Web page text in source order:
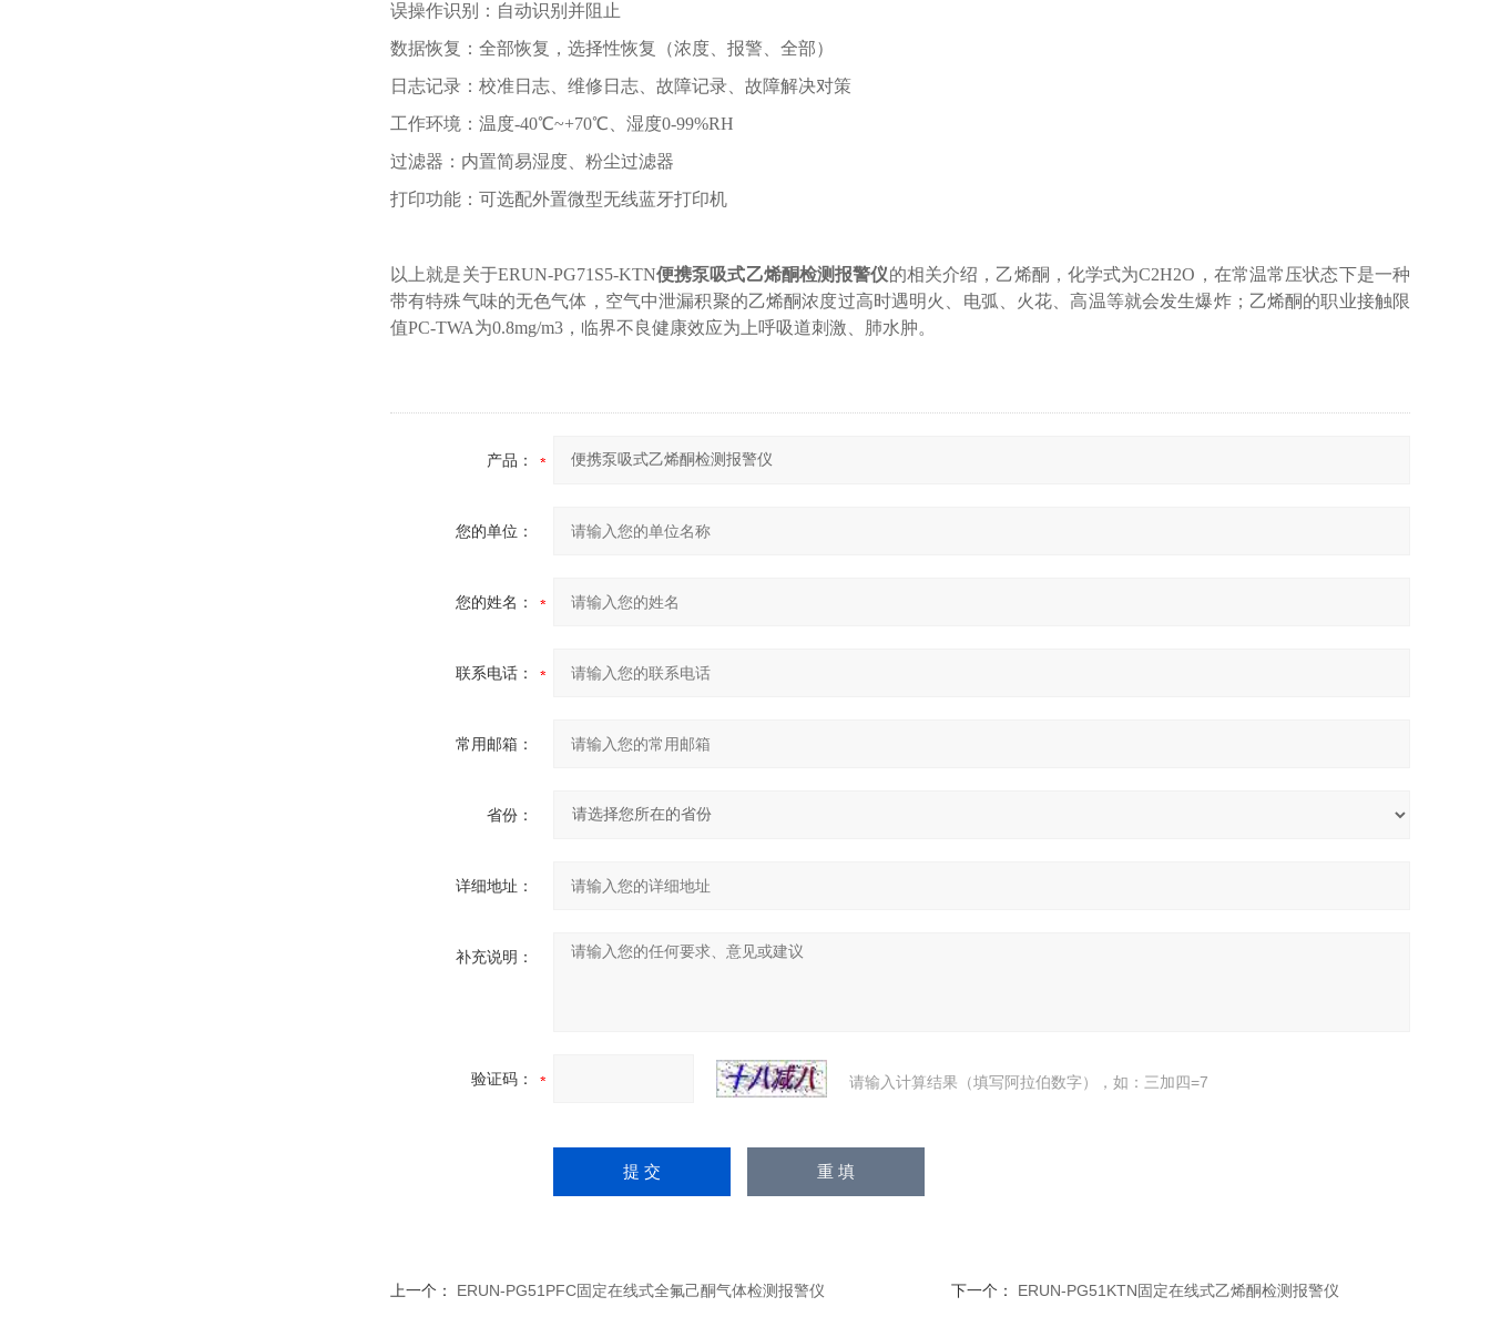
误操作识别：自动识别并阻止
数据恢复：全部恢复，选择性恢复（浓度、报警、全部）
日志记录：校准日志、维修日志、故障记录、故障解决对策
工作环境：温度-40℃~+70℃、湿度0-99%RH
过滤器：内置简易湿度、粉尘过滤器
打印功能：可选配外置微型无线蓝牙打印机
以上就是关于ERUN-PG71S5-KTN便携泵吸式乙烯酮检测报警仪的相关介绍，乙烯酮，化学式为C2H2O，在常温常压状态下是一种
带有特殊气味的无色气体，空气中泄漏积聚的乙烯酮浓度过高时遇明火、电弧、火花、高温等就会发生爆炸；乙烯酮的职业接触限
值PC-TWA为0.8mg/m3，临界不良健康效应为上呼吸道刺激、肺水肿。
产品：
您的单位：
您的姓名：
联系电话：
常用邮箱：
省份：
详细地址：
补充说明：
验证码： 请输入计算结果（填写阿拉伯数字），如：三加四=7
上一个： ERUN-PG51PFC固定在线式全氟己酮气体检测报警仪 下一个： ERUN-PG51KTN固定在线式乙烯酮检测报警仪